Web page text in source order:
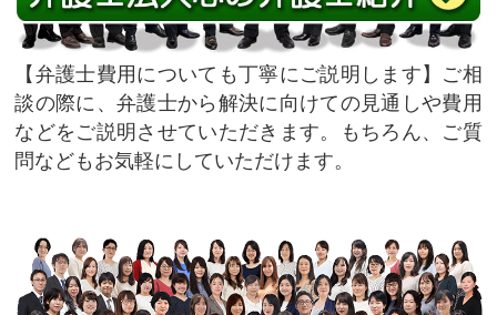
弁護士費用についても丁寧にご説明します
ご相
談の際に、弁護士から解決に向けての見通しや費用
などをご説明させていただきます。もちろん、ご質
問などもお気軽にしていただけます。